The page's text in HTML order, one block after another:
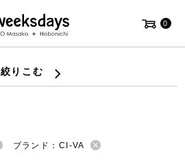
0
絞りこむ
ブランド：CI-VA